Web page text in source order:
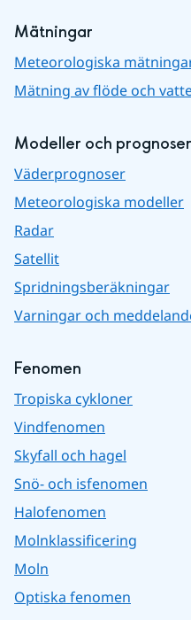
Mätningar
Meteorologiska
Mätning av flöde och
Modeller och prognoser
Väderprognoser
Meteorologiska modeller
Radar
Satellit
Spridningsberäkningar
Varningar och
Fenomen
Tropiska cykloner
Vindfenomen
Skyfall och hagel
Snö- och isfenomen
Halofenomen
Molnklassificering
Moln
Optiska fenomen